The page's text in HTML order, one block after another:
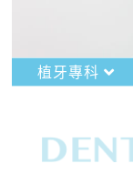
植牙專科